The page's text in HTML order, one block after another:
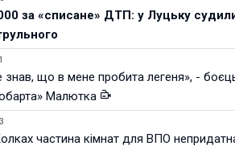
за «списане» ДТП: у Луцьку
знав, що в мене пробита легеня», -
Малютка
частина кімнат для ВПО